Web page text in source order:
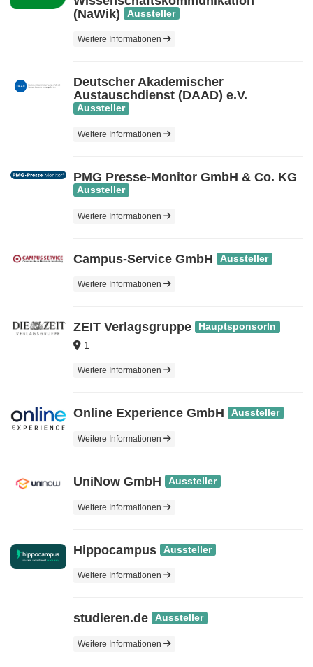
(NaWik)
Aussteller
Weitere Informationen
Deutscher Akademischer
Austauschdienst (DAAD) e.V.
Aussteller
Weitere Informationen
PMG Presse-Monitor GmbH & Co. KG
Aussteller
Weitere Informationen
Campus-Service GmbH Aussteller
Weitere Informationen
ZE‎‎‏‏‎IT Verlagsgruppe HauptsponsorIn
1
Weitere Informationen
Online Experience GmbH Aussteller
Weitere Informationen
UniNow GmbH Aussteller
Weitere Informationen
Hippocampus Aussteller
Weitere Informationen
studieren.de Aussteller
Weitere Informationen